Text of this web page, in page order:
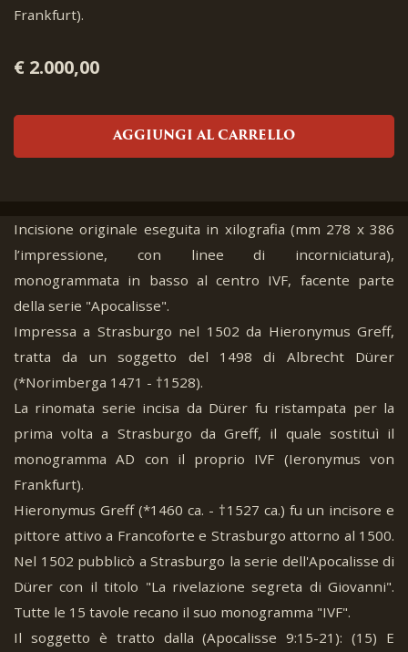
Frankfurt).
€ 2.000,00
AGGIUNGI AL CARRELLO
Incisione originale eseguita in xilografia (mm 278 x 386
l’impressione, con linee di incorniciatura),
monogrammata in basso al centro IVF, facente parte
della serie "Apocalisse".
Impressa a Strasburgo nel 1502 da Hieronymus Greff,
tratta da un soggetto del 1498 di Albrecht Dürer
(*Norimberga 1471 - †1528).
La rinomata serie incisa da Dürer fu ristampata per la
prima volta a Strasburgo da Greff, il quale sostituì il
monogramma AD con il proprio IVF (Ieronymus von
Frankfurt).
Hieronymus Greff (*1460 ca. - †1527 ca.) fu un incisore e
pittore attivo a Francoforte e Strasburgo attorno al 1500.
Nel 1502 pubblicò a Strasburgo la serie dell'Apocalisse di
Dürer con il titolo "La rivelazione segreta di Giovanni".
Tutte le 15 tavole recano il suo monogramma "IVF".
Il soggetto è tratto dalla (Apocalisse 9:15-21): (15) E